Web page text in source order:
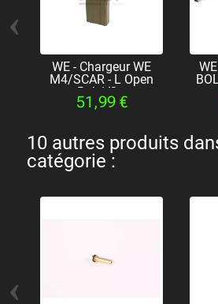
WE - Chargeur WE
M4/SCAR - L Open
Bolt V2...
51,99 €
‹
10 autres produits
catégorie :
‹